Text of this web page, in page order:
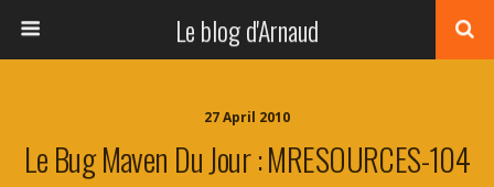
Le blog d'Arnaud
27 April 2010
Le Bug Maven Du Jour : MRESOURCES-104